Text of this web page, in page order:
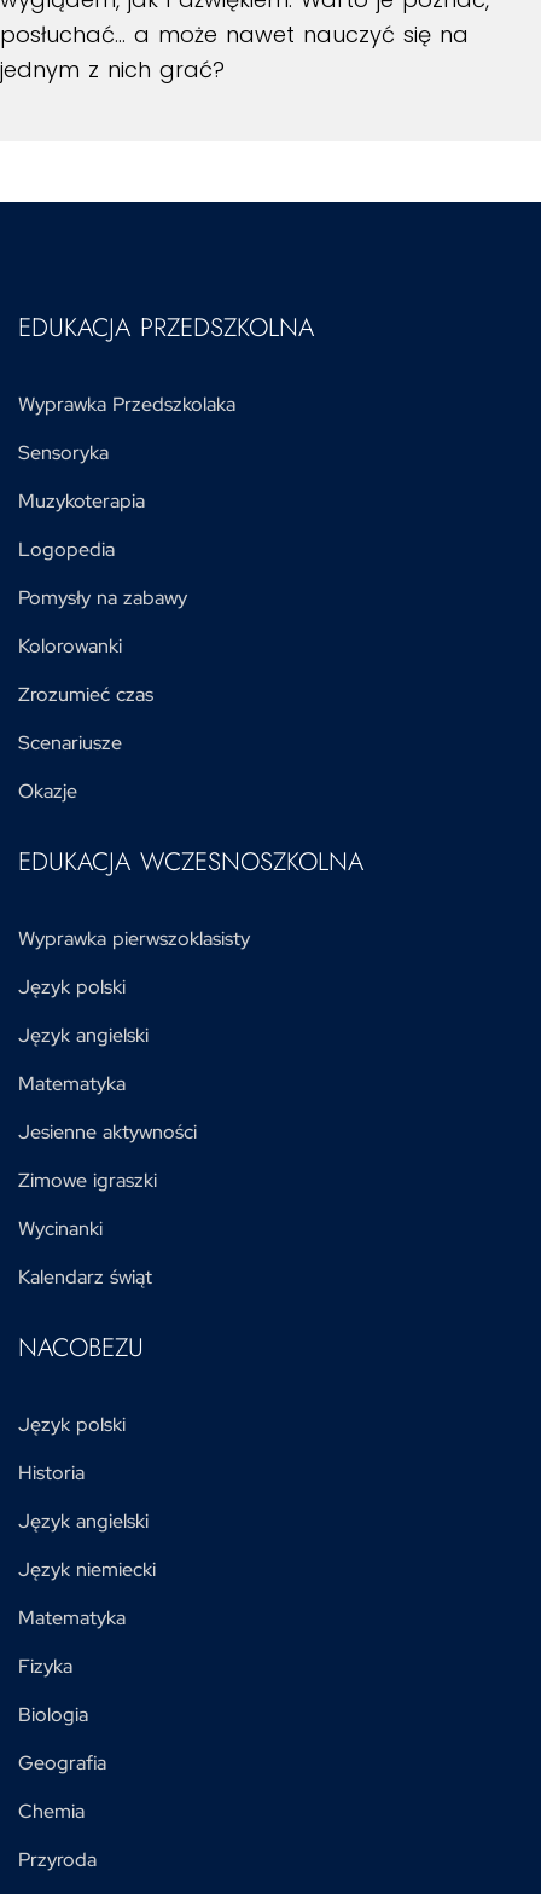
posłuchać… a może nawet nauczyć się na
jednym z nich grać?
EDUKACJA PRZEDSZKOLNA
Wyprawka Przedszkolaka
Sensoryka
Muzykoterapia
Logopedia
Pomysły na zabawy
Kolorowanki
Zrozumieć czas
Scenariusze
Okazje
EDUKACJA WCZESNOSZKOLNA
Wyprawka pierwszoklasisty
Język polski
Język angielski
Matematyka
Jesienne aktywności
Zimowe igraszki
Wycinanki
Kalendarz świąt
NACOBEZU
Język polski
Historia
Język angielski
Język niemiecki
Matematyka
Fizyka
Biologia
Geografia
Chemia
Przyroda